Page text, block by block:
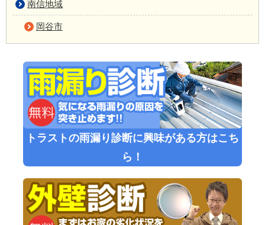
南信地域
岡谷市
トラストの雨漏り診断に興味がある方はこち
ら！